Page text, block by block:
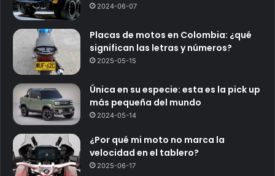
2024-06-07
Placas de motos en Colombia: ¿qué
significan las letras y números?
2025-05-15
Única en su especie: esta es la pick up
más pequeña del mundo
2024-05-14
¿Por qué mi moto no marca la
velocidad en el tablero?
2025-06-17